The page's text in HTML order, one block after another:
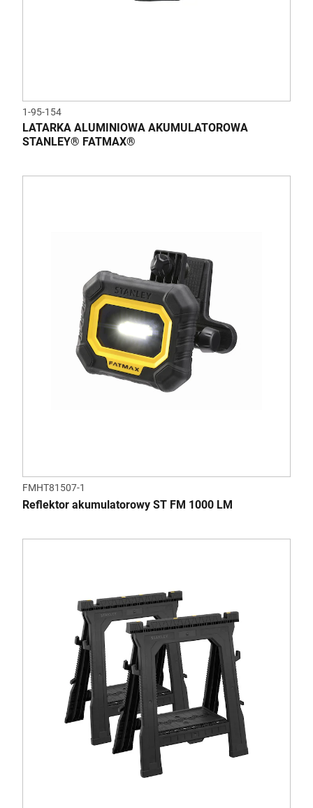
1-95-154
LATARKA ALUMINIOWA AKUMULATOROWA
STANLEY® FATMAX®
FMHT81507-1
Reflektor akumulatorowy ST FM 1000 LM